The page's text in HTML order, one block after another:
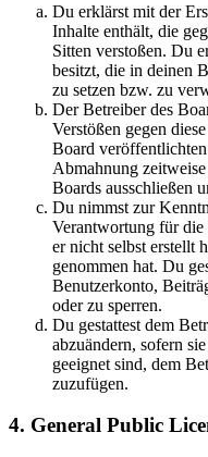
Du erklärst mit der
Inhalte enthält, die
Sitten verstoßen. Du
besitzt, die in deinen
zu setzen bzw. zu
Der Betreiber des
Verstößen gegen
Board
Abmahnung
Boards ausschließen
Du nimmst zur
Verantwortung für
er nicht selbst erstellt
genommen hat. Du
Benutzerkonto,
oder zu sperren.
Du gestattest dem
abzuändern, sofern
geeignet sind, dem
zuzufügen.
4. General Public